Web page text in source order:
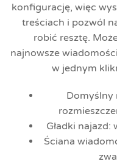
konfigurację, więc
treściach i pozwól
robić resztę.
najnowsze
w jednym
Domyślny
Gładki najazd:
Ściana